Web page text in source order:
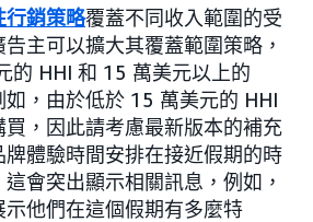
行銷策略覆蓋不同收入範圍的受
主可以擴大其覆蓋範圍策略，
的 HHI 和 15 萬美元以上的
如，由於低於 15 萬美元的 HHI
，因此請考慮最新版本的補充
體驗時間安排在接近假期的時
會突出顯示相關訊息，例如，
示他們在這個假期有多麼特